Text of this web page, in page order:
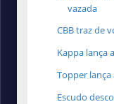
vazada
CBB traz de
Kappa lança
Topper
Escudo